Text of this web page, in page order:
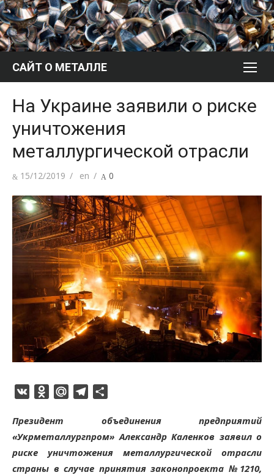
Перейти
к
содержимому
САЙТ О МЕТАЛЛЕ
На Украине заявили о риске
уничтожения
металлургической отрасли
Опубликовано
15/12/2019 Автор
en 0
VK Odnoklassniki
Mail.RuTelegram
Президент объединения предприятий
«Укрметаллургпром» Александр Каленков заявил о
риске уничтожения металлургической отрасли
страны в случае принятия законопроекта №1210,